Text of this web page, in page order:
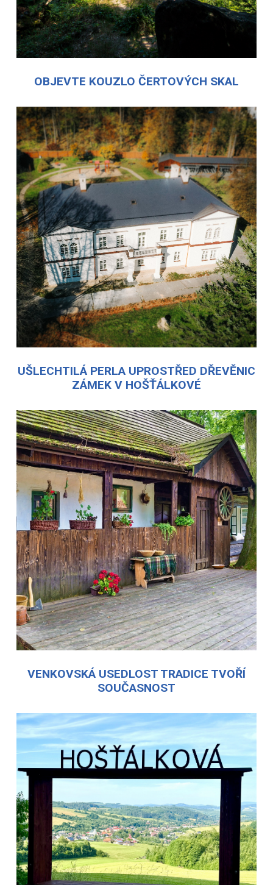
OBJEVTE KOUZLO ČERTOVÝCH SKAL
UŠLECHTILÁ PERLA UPROSTŘED DŘEVĚNIC
ZÁMEK V HOŠŤÁLKOVÉ
VENKOVSKÁ USEDLOST TRADICE TVOŘÍ
SOUČASNOST